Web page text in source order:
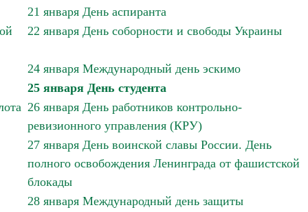
21 января День аспиранта
22 января День соборности и свободы Украины
24 января Международный день эскимо
25 января День студента
26 января День работников контрольно-
ревизионного управления (КРУ)
27 января День воинской славы России. День
полного освобождения Ленинграда от фашистской
блокады
28 января Международный день защиты